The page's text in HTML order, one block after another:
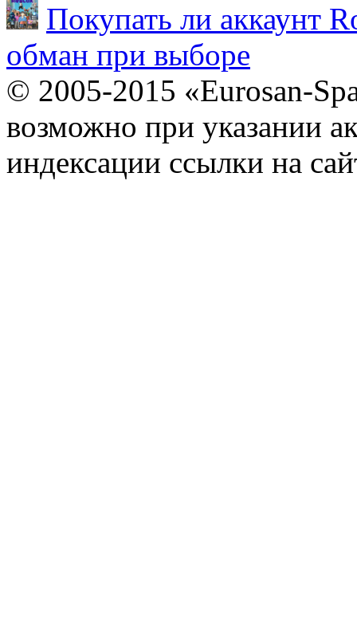
Покупать ли аккаунт
обман при выборе
© 2005-2015 «Eurosan-
возможно при указании
индексации ссылки на